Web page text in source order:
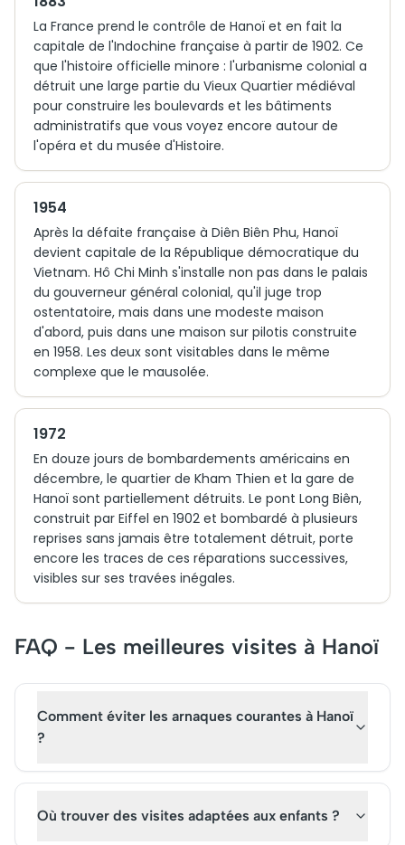
La France prend le contrôle de Hanoï et en fait la
capitale de l'Indochine française à partir de 1902. Ce
que l'histoire officielle minore : l'urbanisme colonial a
détruit une large partie du Vieux Quartier médiéval
pour construire les boulevards et les bâtiments
administratifs que vous voyez encore autour de
l'opéra et du musée d'Histoire.
1954
Après la défaite française à Diên Biên Phu, Hanoï
devient capitale de la République démocratique du
Vietnam. Hô Chi Minh s'installe non pas dans le palais
du gouverneur général colonial, qu'il juge trop
ostentatoire, mais dans une modeste maison
d'abord, puis dans une maison sur pilotis construite
en 1958. Les deux sont visitables dans le même
complexe que le mausolée.
1972
En douze jours de bombardements américains en
décembre, le quartier de Kham Thien et la gare de
Hanoï sont partiellement détruits. Le pont Long Biên,
construit par Eiffel en 1902 et bombardé à plusieurs
reprises sans jamais être totalement détruit, porte
encore les traces de ces réparations successives,
visibles sur ses travées inégales.
FAQ - Les meilleures visites à Hanoï
Comment éviter les arnaques courantes à Hanoï
?
Où trouver des visites adaptées aux enfants ?